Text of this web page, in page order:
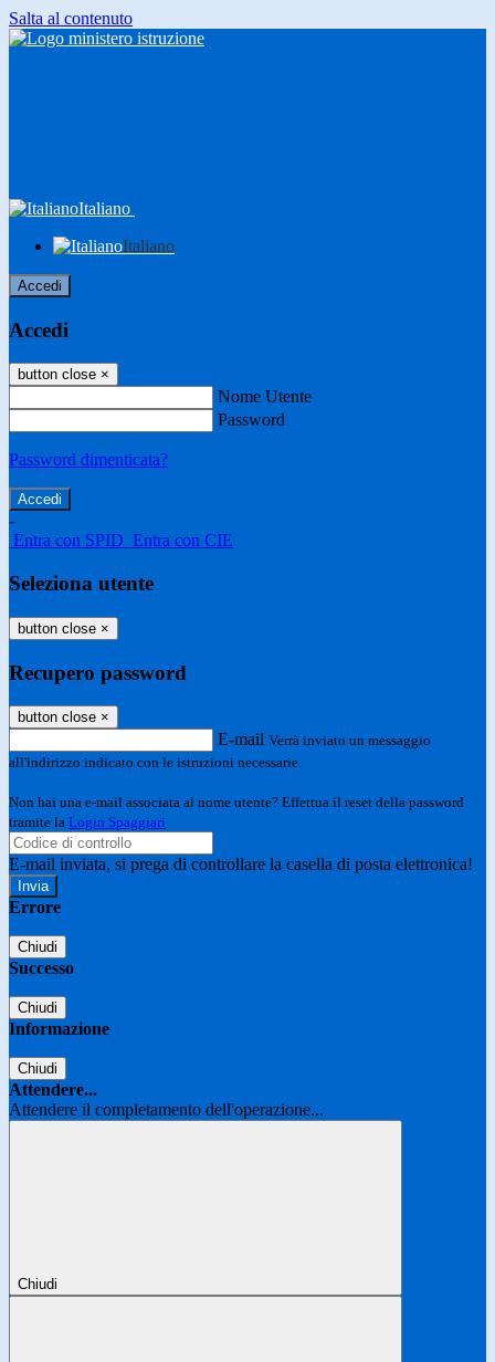
Salta al contenuto
Italiano
Italiano
Accedi
Accedi
button close ×
Nome Utente
Password
Password dimenticata?
-
Entra con SPID Entra con CIE
Seleziona utente
button close ×
Recupero password
button close ×
E-mail Verrà inviato un messaggio
all'indirizzo indicato con le istruzioni necessarie.
Non hai una e-mail associata al nome utente? Effettua il reset della password
tramite la Login Spaggiari
E-mail inviata, si prega di controllare la casella di posta elettronica!
Errore
Chiudi
Successo
Chiudi
Informazione
Chiudi
Attendere...
Attendere il completamento dell'operazione...
Chiudi